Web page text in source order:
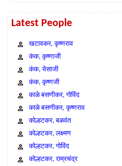
Latest People
खटावकर, कृष्णराव
कंक, कृष्णाजी
कंक, येसाजी
कंक, कृष्णजी
काळे बसणीकर, गोविंद
काळे बसणीकर, कृष्णराव
कोल्हटकर, बळवंत
कोल्हटकर, लक्ष्मण
कोल्हटकर, गोविंद
कोल्हटकर, राम्रचंद्र